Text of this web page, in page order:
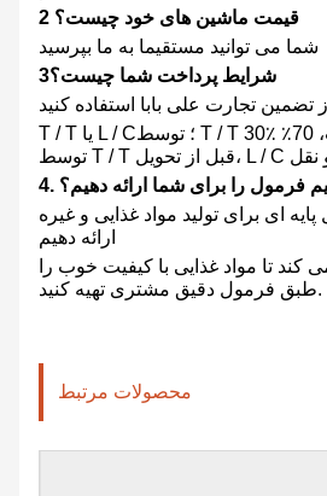
2 قیمت ماشین های خود چیست؟
شما می توانید مستقیما به ما بپرسید
3شرایط پرداخت شما چیست؟
T / T یا L / C؛ توسط T / T 30٪ به عنوان پیش پرداخت، 70٪
فرمول را برای شما ارائه دهیم؟
ای برای تولید مواد غذایی و غیره
ارائه دهیم
تا مواد غذایی با کیفیت خوب را
طبق فرمول دقیق مشتری تهیه کنید.
محصولات مرتبط